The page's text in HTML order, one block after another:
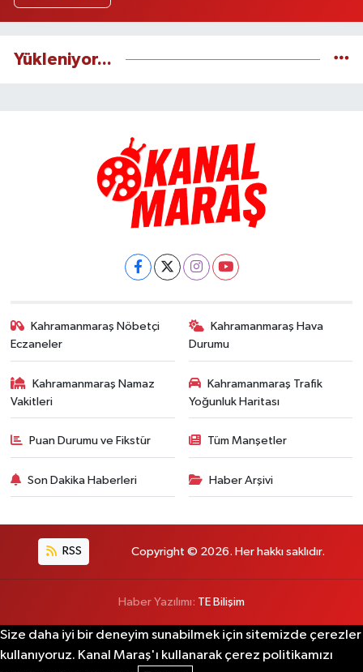
Yükleniyor...
Kahramanmaraş Nöbetçi
Eczaneler
Kahramanmaraş Hava
Durumu
Kahramanmaraş Namaz
Vakitleri
Kahramanmaraş Trafik
Yoğunluk Haritası
Puan Durumu ve Fikstür Tüm Manşetler
Son Dakika Haberleri Haber Arşivi
RSS Copyright © 2026. Her hakkı saklıdır.
Haber Yazılımı: TE Bilişim
Size daha iyi bir deneyim sunabilmek için sitemizde çerezler
kullanıyoruz. Kanal Maraş'ı kullanarak çerez politikamızı